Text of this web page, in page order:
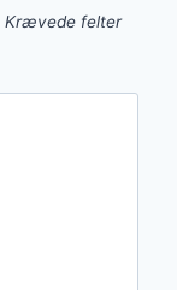
Krævede felter